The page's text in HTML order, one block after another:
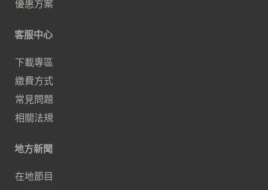
優惠方案
客服中心
下載專區
繳費方式
常見問題
相關法規
地方新聞
在地節目